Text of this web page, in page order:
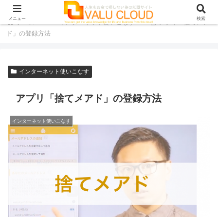
ホーム インターネット使いこなす
アプリ「捨てメア
ド」の登録方法
インターネット使いこなす
アプリ「捨てメアド」の登録方法
インターネット使いこなす
メニュー 検索